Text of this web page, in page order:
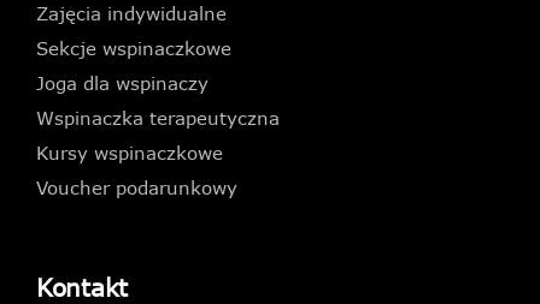
Zajęcia indywidualne
Sekcje wspinaczkowe
Joga dla wspinaczy
Wspinaczka terapeutyczna
Kursy wspinaczkowe
Voucher podarunkowy
Kontakt